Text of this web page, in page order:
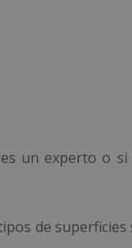
un experto o
de